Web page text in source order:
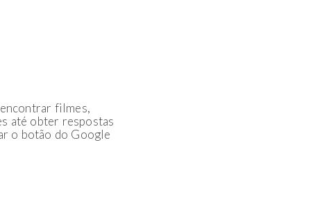
filmes,
até obter respostas
o botão do Google